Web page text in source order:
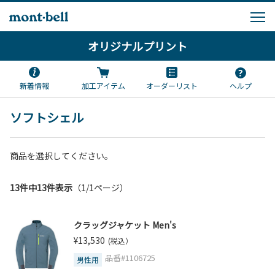
オリジナルプリント
新着情報 加工アイテム オーダーリスト ヘルプ
ソフトシェル
商品を選択してください。
13件中13件表示 （1/1ページ）
クラッグジャケット Men's
¥13,530 (税込）
男性用
品番#1106725